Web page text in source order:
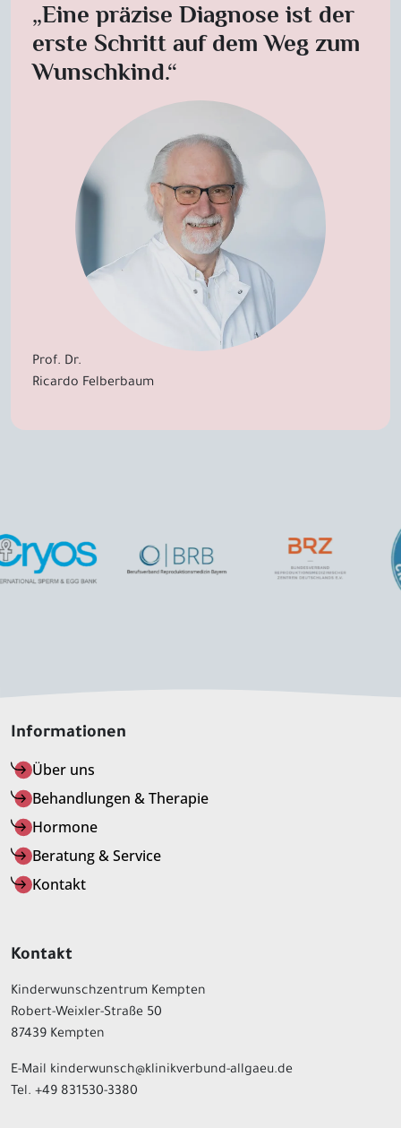
„Eine präzise Diagnose ist der
erste Schritt auf dem Weg zum
Wunschkind.“
Prof. Dr.
Ricardo Felberbaum
Informationen
Über uns
Behandlungen & Therapie
Hormone
Beratung & Service
Kontakt
Kontakt
Kinderwunschzentrum Kempten
Robert-Weixler-Straße 50
87439 Kempten
E-Mail kinderwunsch@klinikverbund-allgaeu.de
Tel. +49 831530-3380